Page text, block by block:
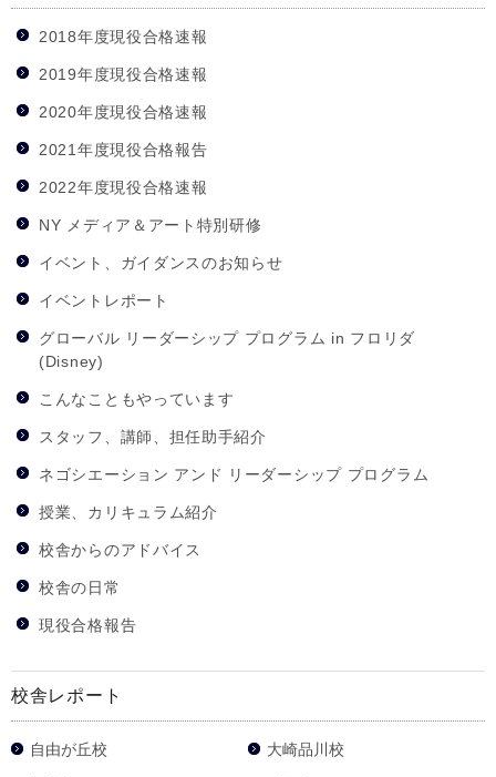
2018年度現役合格速報
2019年度現役合格速報
2020年度現役合格速報
2021年度現役合格報告
2022年度現役合格速報
NY メディア＆アート特別研修
イベント、ガイダンスのお知らせ
イベントレポート
グローバル リーダーシップ プログラム in フロリダ
(Disney)
こんなこともやっています
スタッフ、講師、担任助手紹介
ネゴシエーション アンド リーダーシップ プログラム
授業、カリキュラム紹介
校舎からのアドバイス
校舎の日常
現役合格報告
校舎レポート
自由が丘校 大崎品川校